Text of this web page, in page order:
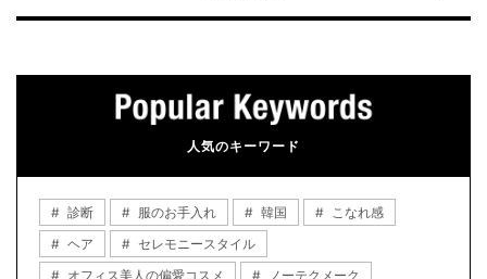
人気のキーワード
診断 服のお手入れ 韓国
こなれ感
ヘア
セレモニースタイル
オフィス美人の偏愛コスメ
ノーテクメーク